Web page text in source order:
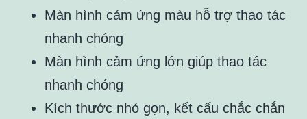
Màn hình cảm ứng màu hỗ trợ thao tác
nhanh chóng
Màn hình cảm ứng lớn giúp thao tác
nhanh chóng
Kích thước nhỏ gọn, kết cấu chắc chắn